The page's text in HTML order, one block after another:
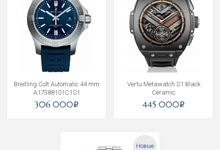
Breitling Colt Automatic 44 mm
A17388101C1S1
306 000i
Vertu Metawatch S1 Black
Ceramic
445 000i
Новые